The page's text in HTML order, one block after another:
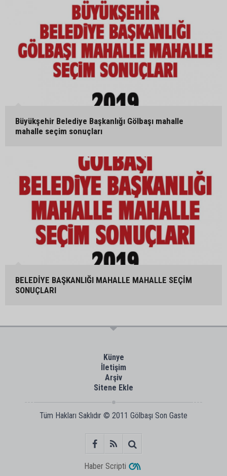
Büyükşehir Belediye Başkanlığı Gölbaşı mahalle
mahalle seçim sonuçları
BELEDİYE BAŞKANLIĞI MAHALLE MAHALLE SEÇİM
SONUÇLARI
Künye
İletişim
Arşiv
Sitene Ekle
Tüm Hakları Saklıdır © 2011 Gölbaşı Son Gaste
Haber Scripti